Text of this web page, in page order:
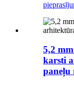
5,2
karsti
paneļu